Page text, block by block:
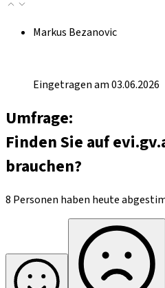
Markus Bezanovic
Eingetragen am 03.06.2026
Umfrage:
Finden Sie auf
brauchen?
8 Personen haben heute